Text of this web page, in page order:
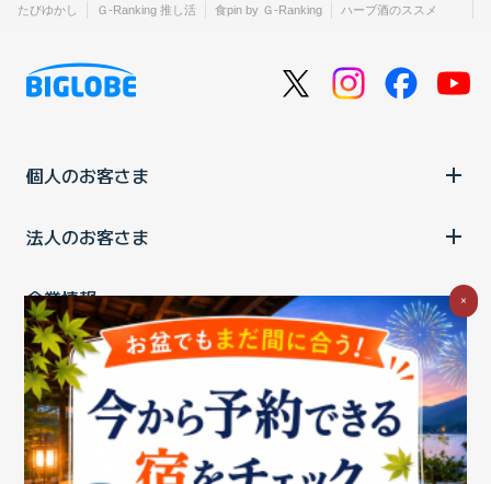
たびゆかし
Ｇ-Ranking 推し活 食pin by Ｇ-Ranking ハーブ酒のススメ
個人のお客さま
法人のお客さま
企業情報
ご利用中の方
お問い合わせ消費税の表示 ウェブアクセシビリティの取り組み
個人情報保護ポリシープライバシーポータル
Cookieポリシー
特定商取引法に基づく表記情報セキュリティ基本方針
×